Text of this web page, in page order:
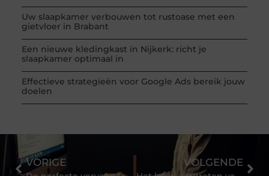
Uw slaapkamer verbouwen tot rustoase met een
gietvloer in Brabant
Een nieuwe kledingkast in Nijkerk: richt je
slaapkamer optimaal in
Effectieve strategieën voor Google Ads bereik jouw
doelen
VORIGE VOLGENDE